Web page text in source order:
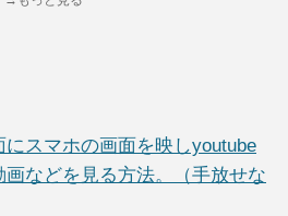
スマホの画面を映しyoutube
などを見る方法。（手放せな